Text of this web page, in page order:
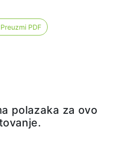
Preuzmi PDF
polazaka za ovo